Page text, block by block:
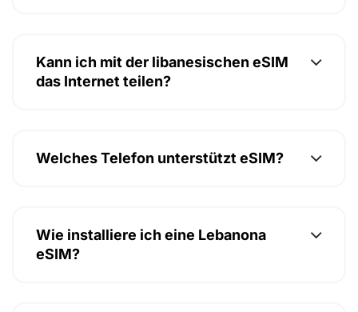
Kann ich mit der libanesischen eSIM
das Internet teilen?
Welches Telefon unterstützt eSIM?
Wie installiere ich eine Lebanona
eSIM?